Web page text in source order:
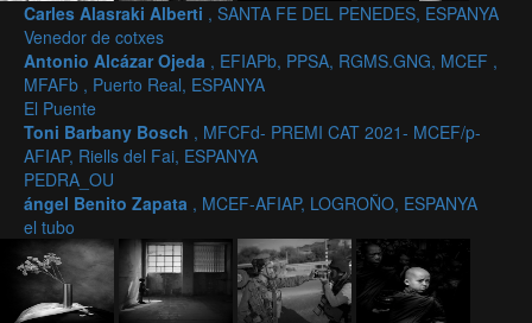
Carles Alasraki Alberti , SANTA FE DEL PENEDES, ESPANYA
Venedor de cotxes
Antonio Alcázar Ojeda , EFIAPb, PPSA, RGMS.GNG, MCEF ,
MFAFb , Puerto Real, ESPANYA
El Puente
Toni Barbany Bosch , MFCFd- PREMI CAT 2021- MCEF/p-
AFIAP, Riells del Fai, ESPANYA
PEDRA_OU
ángel Benito Zapata , MCEF-AFIAP, LOGROÑO, ESPANYA
el tubo